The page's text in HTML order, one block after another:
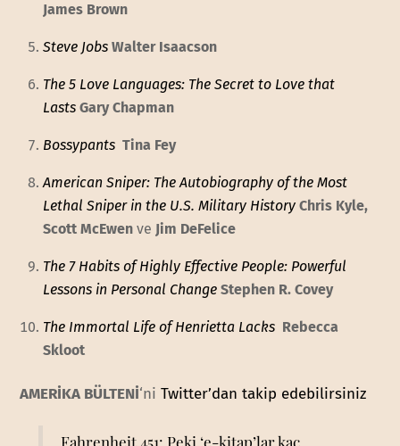
James Brown
Steve Jobs Walter Isaacson
The 5 Love Languages: The Secret to Love that
Lasts Gary Chapman
Bossypants Tina Fey
American Sniper: The Autobiography of the Most
Lethal Sniper in the U.S. Military History Chris Kyle,
Scott McEwen ve Jim DeFelice
The 7 Habits of Highly Effective People: Powerful
Lessons in Personal Change Stephen R. Covey
The Immortal Life of Henrietta Lacks Rebecca
Skloot
AMERİKA BÜLTENİ‘niTwitter’dan takip edebilirsiniz
Fahrenheit 451: Peki ‘e-kitap’lar kaç